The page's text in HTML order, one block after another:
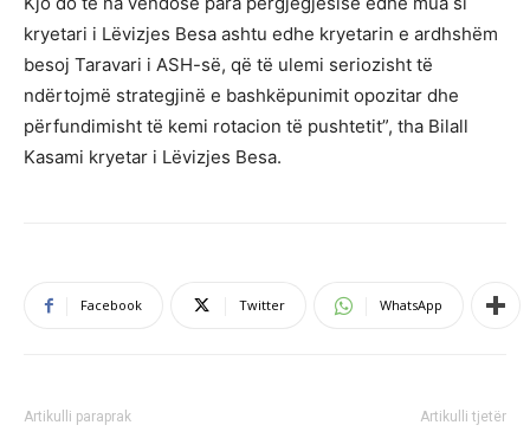
kryetari i Lëvizjes Besa ashtu edhe kryetarin e ardhshëm
besoj Taravari i ASH-së, që të ulemi seriozisht të
ndërtojmë strategjinë e bashkëpunimit opozitar dhe
përfundimisht të kemi rotacion të pushtetit”, tha Bilall
Kasami kryetar i Lëvizjes Besa.
Facebook Twitter WhatsApp
Artikulli paraprak Artikulli tjetër